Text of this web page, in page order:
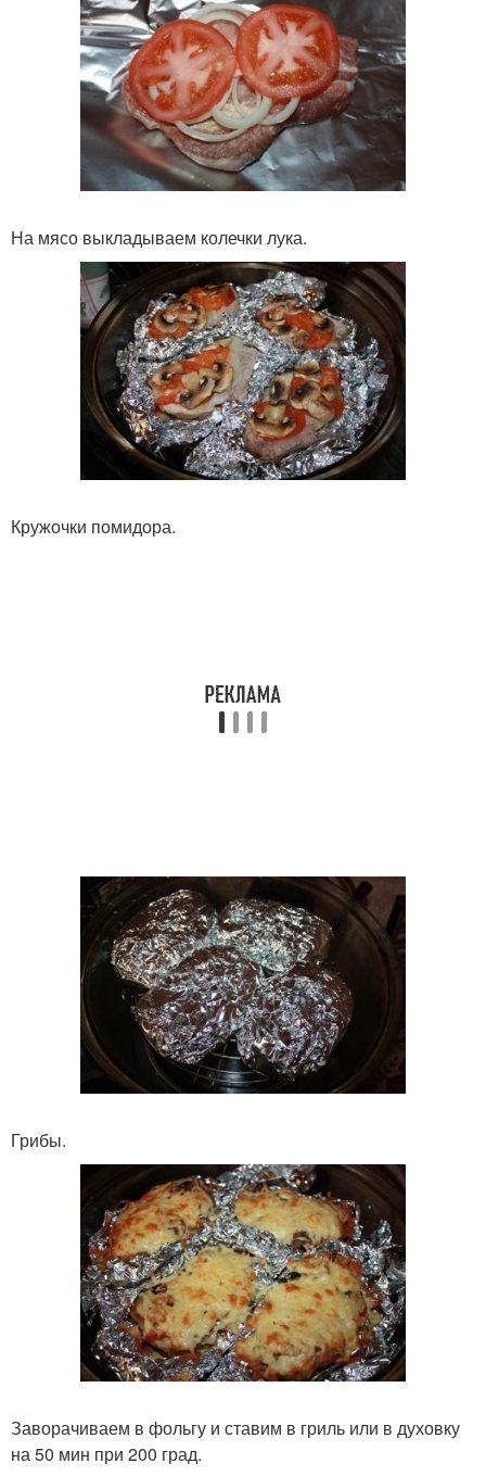
На мясо выкладываем колечки лука.
Кружочки помидора.
Грибы.
Заворачиваем в фольгу и ставим в гриль или в духовку
на 50 мин при 200 град.